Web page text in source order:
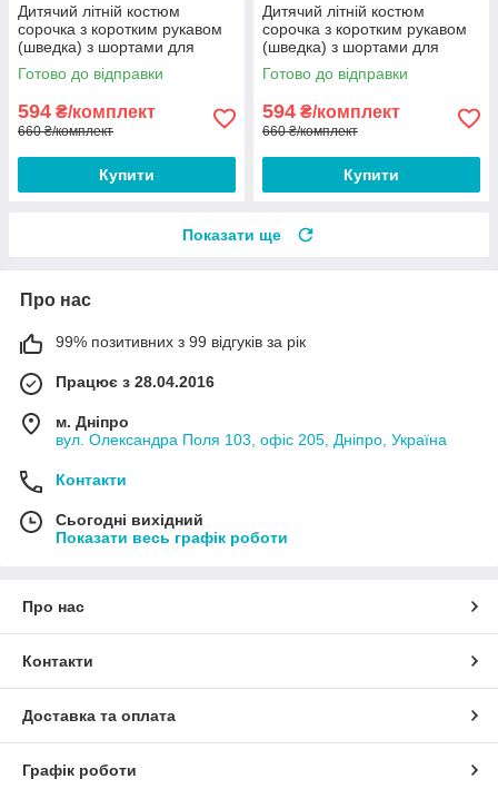
Дитячий літній костюм
сорочка з коротким рукавом
(шведка) з шортами для
хлопчика Fendi
Готово до відправки
594 ₴/комплект
660 ₴/комплект
Купити
Дитячий літній костюм
сорочка з коротким рукавом
(шведка) з шортами для
хлопчика Fendi
Готово до відправки
594 ₴/комплект
660 ₴/комплект
Купити
Показати ще
Про нас
99% позитивних з 99 відгуків за рік
Працює з 28.04.2016
м. Дніпро
вул. Олександра Поля 103, офіс 205, Дніпро, Україна
Контакти
Сьогодні вихідний
Показати весь графік роботи
Про нас
Контакти
Доставка та оплата
Графік роботи